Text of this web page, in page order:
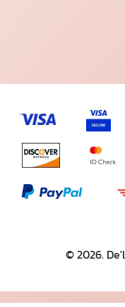
© 2026.